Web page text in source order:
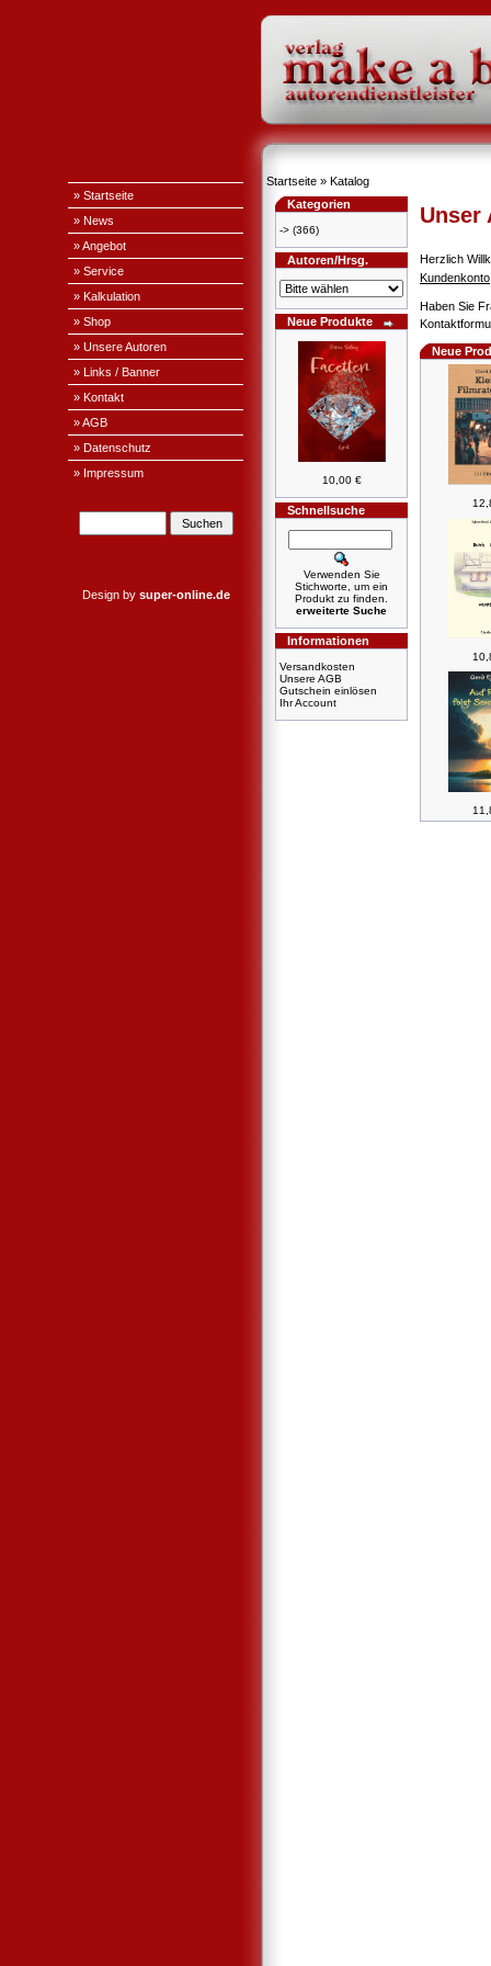
» Startseite
» News
» Angebot
» Service
» Kalkulation
» Shop
» Unsere Autoren
» Links / Banner
» Kontakt
» AGB
» Datenschutz
» Impressum
Design by super-online.de
Startseite » Katalog
Kategorien
-> (366)
Autoren/Hrsg.
Neue Produkte
10,00 €
Schnellsuche
Verwenden Sie
Stichworte, um ein
Produkt zu finden.
erweiterte Suche
Informationen
Versandkosten
Unsere AGB
Gutschein einlösen
Ihr Account
Unser
Herzlich
Kundenkonto
Haben Sie
Neue